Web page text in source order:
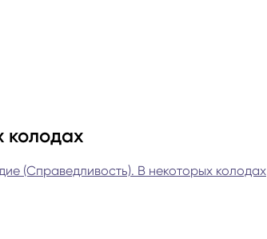
колодах
(Справедливость). В некоторых колодах